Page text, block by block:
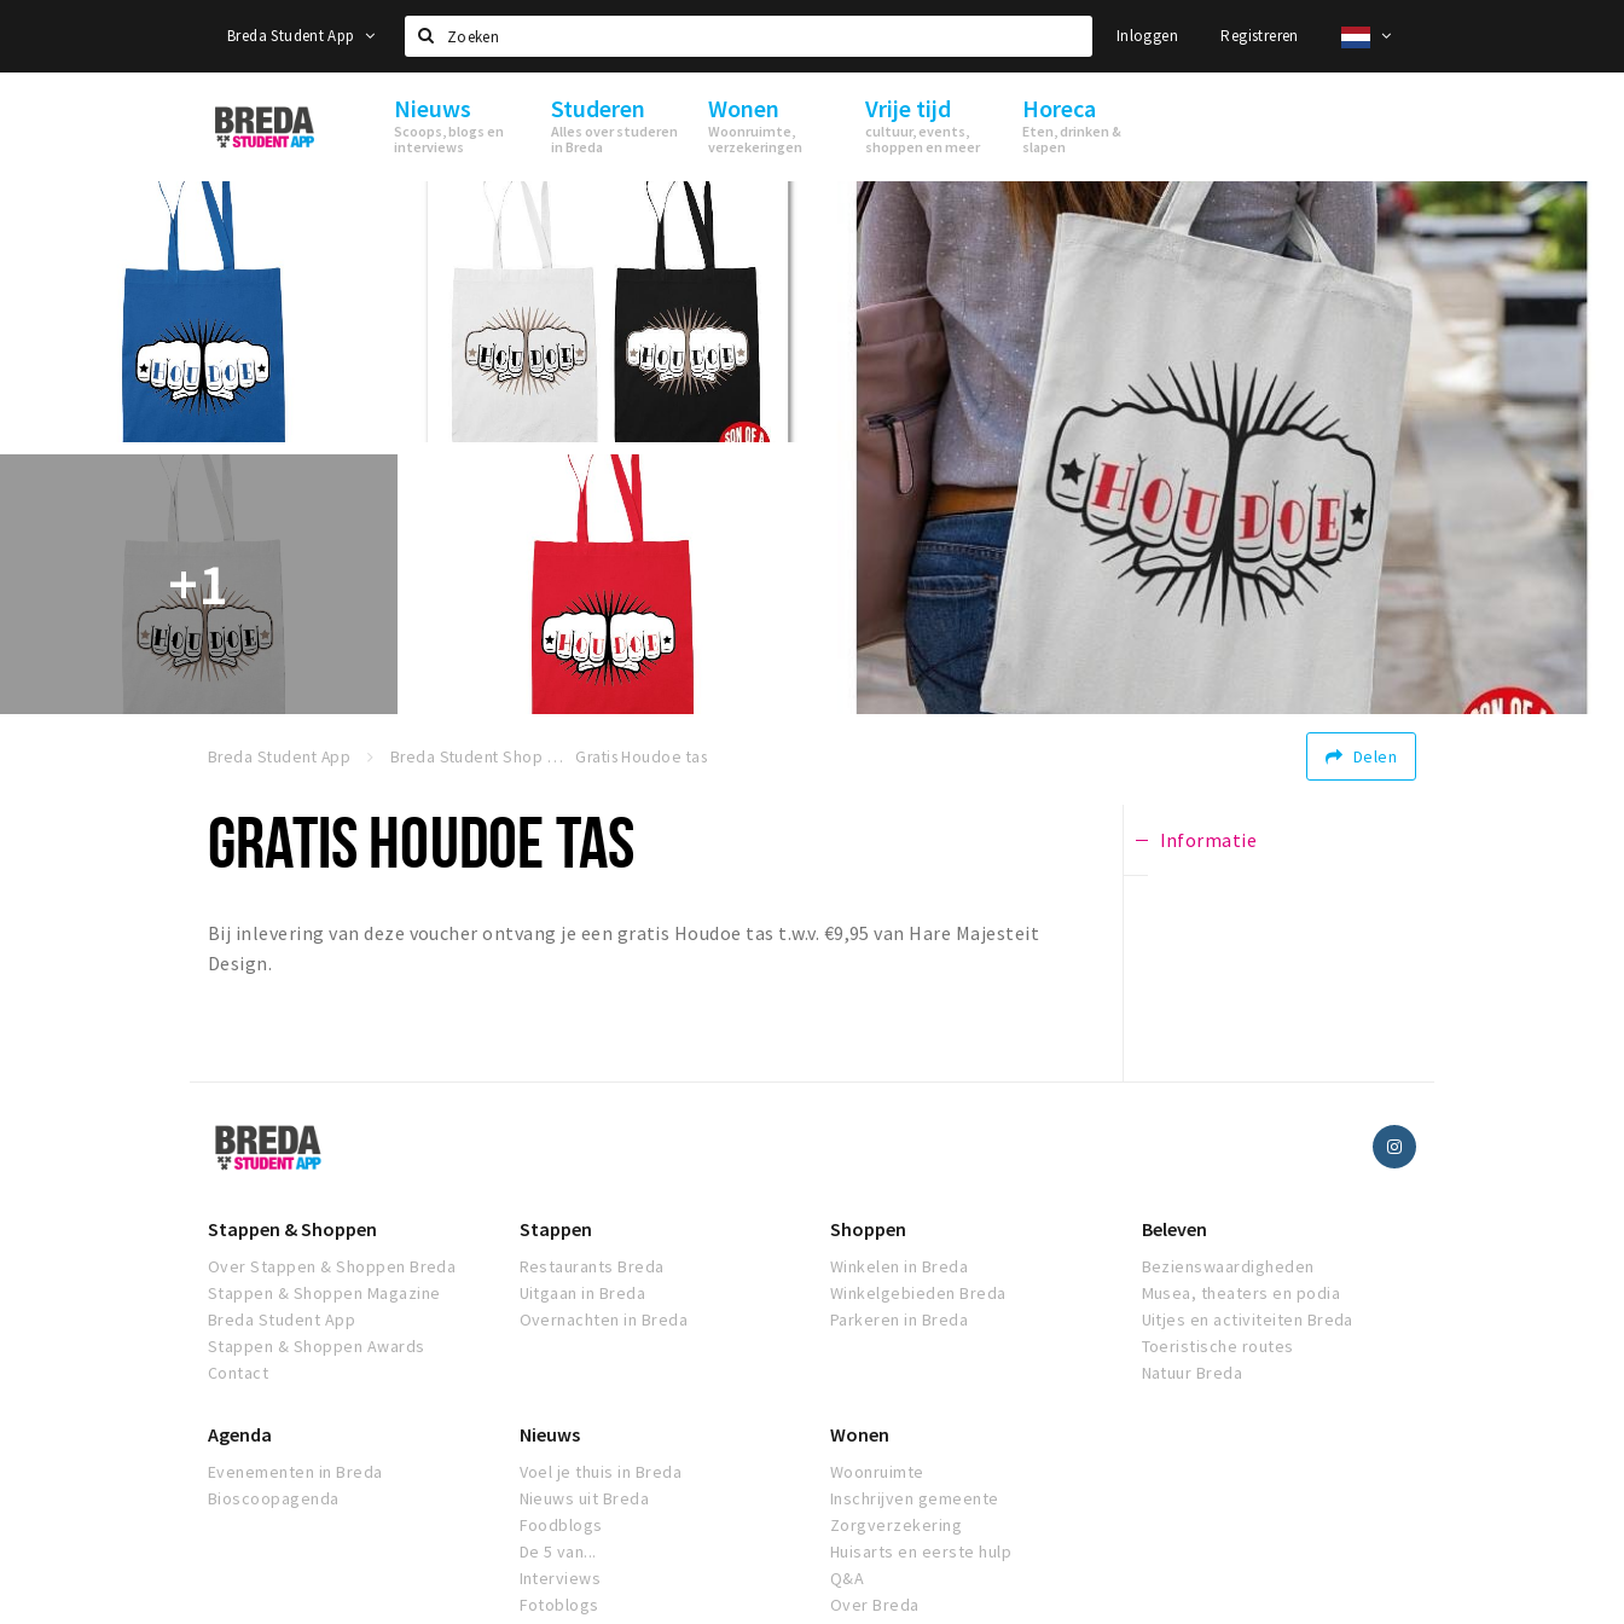
Breda Student App
Zoeken
Inloggen Registreren
Breda
Student
Nieuws
Scoops, blogs en
interviews
Studeren
Alles over studeren
in Breda
Wonen
Woonruimte,
verzekeringen
Vrije tijd
cultuur, events,
shoppen en meer
Horeca
Eten, drinken &
slapen
+1
Breda Student App Breda Student Shop Gratis Houdoe tas Delen
GRATIS HOUDOE TAS
Bij inlevering van deze voucher ontvang je een gratis Houdoe tas t.w.v. €9,95 van Hare Majesteit
Design.
Informatie
Breda
Student
App
Stappen & Shoppen
Over Stappen & Shoppen Breda
Stappen & Shoppen Magazine
Breda Student App
Stappen & Shoppen Awards
Contact
Stappen
Restaurants Breda
Uitgaan in Breda
Overnachten in Breda
Shoppen
Winkelen in Breda
Winkelgebieden Breda
Parkeren in Breda
Beleven
Bezienswaardigheden
Musea, theaters en podia
Uitjes en activiteiten Breda
Toeristische routes
Natuur Breda
Agenda
Evenementen in Breda
Bioscoopagenda
Nieuws
Voel je thuis in Breda
Nieuws uit Breda
Foodblogs
De 5 van...
Interviews
Fotoblogs
Wonen
Woonruimte
Inschrijven gemeente
Zorgverzekering
Huisarts en eerste hulp
Q&A
Over Breda